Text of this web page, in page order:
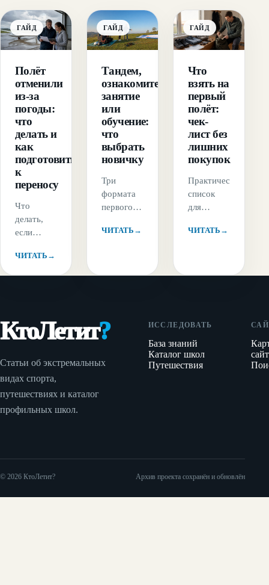
ГАЙД
Полёт
отменили
из-за
погоды:
что
делать и
как
подготовиться
к
переносу
Что
делать,
если
приключенческий
как
зафиксировать
согласовать
перенос и
снизить
расходы
на
ЧИТАТЬ →
ГАЙД
Тандем,
ознакомительное
занятие
или
обучение:
что
выбрать
новичку
Три
формата
первого
решают
получить
процессом
или начать
последовательную
подготовку.
ЧИТАТЬ →
ГАЙД
Что
взять на
первый
полёт:
чек-
лист без
лишних
покупок
Практический
список
для
полёта:
какие
подготовиться
к
параплану,
воздушному
ЧИТАТЬ →
КтоЛетит?
Статьи об экстремальных
видах спорта,
путешествиях и каталог
профильных школ.
ИССЛЕДОВАТЬ
База знаний
Каталог школ
Путешествия
© 2026 КтоЛетит? Архив проекта сохранён и обновлён